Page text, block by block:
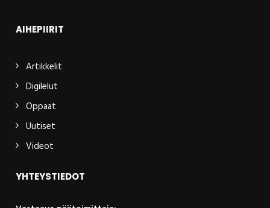
AIHEPIIRIT
Artikkelit
Digilelut
Oppaat
Uutiset
Videot
YHTEYSTIEDOT